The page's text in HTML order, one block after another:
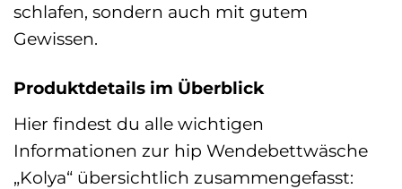
schlafen, sondern auch mit gutem
Gewissen.
Produktdetails im Überblick
Hier findest du alle wichtigen
Informationen zur hip Wendebettwäsche
„Kolya“ übersichtlich zusammengefasst: